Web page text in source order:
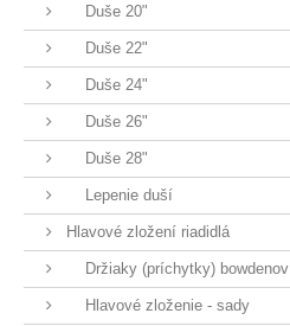
Duše 20"
Duše 22"
Duše 24"
Duše 26"
Duše 28"
Lepenie duší
Hlavové zložení riadidlá
Držiaky (príchytky) bowdenov
Hlavové zloženie - sady